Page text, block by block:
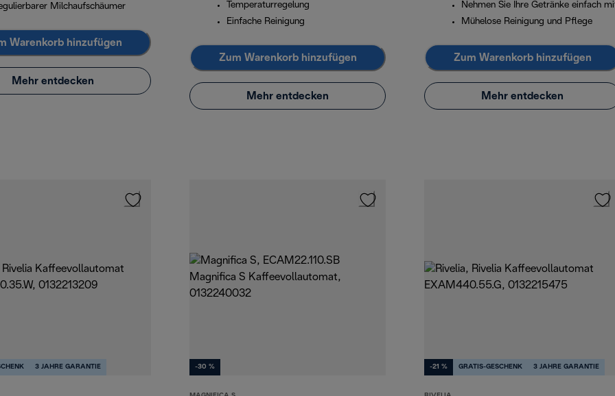
Milchaufschäumer
Warenkorb hinzufügen
Mehr entdecken
Temperaturregelung
Einfache Reinigung
Zum Warenkorb hinzufügen
Mehr entdecken
Nehmen Sie Ihre Getränke einfach
Mühelose Reinigung und Pflege
Zum Warenkorb hinzufügen
Mehr entdecken
3 JAHRE GARANTIE -30 % -21 % GRATIS-GESCHENK 3 JAHRE GARANTIE